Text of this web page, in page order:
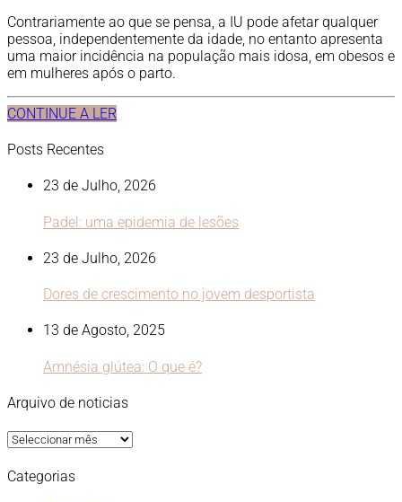
Contrariamente ao que se pensa, a IU pode afetar qualquer
pessoa, independentemente da idade, no entanto apresenta
uma maior incidência na população mais idosa, em obesos e
em mulheres após o parto.
CONTINUE A LER
Posts Recentes
23 de Julho, 2026
Padel: uma epidemia de lesões
23 de Julho, 2026
Dores de crescimento no jovem desportista
13 de Agosto, 2025
Amnésia glútea: O que é?
Arquivo de noticias
Arquivo
noticias
Categorias